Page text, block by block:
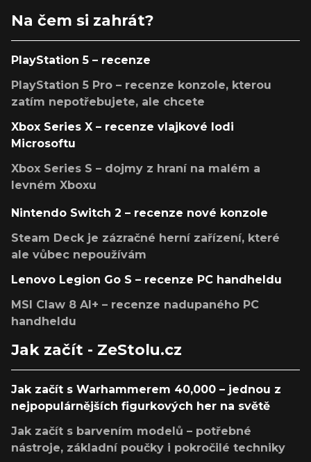
Na čem si zahrát?
PlayStation 5 – recenze
PlayStation 5 Pro – recenze konzole, kterou
zatím nepotřebujete, ale chcete
Xbox Series X – recenze vlajkové lodi
Microsoftu
Xbox Series S – dojmy z hraní na malém a
levném Xboxu
Nintendo Switch 2 – recenze nové konzole
Steam Deck je zázračné herní zařízení, které
ale vůbec nepoužívám
Lenovo Legion Go S – recenze PC handheldu
MSI Claw 8 AI+ – recenze nadupaného PC
handheldu
Jak začít - ZeStolu.cz
Jak začít s Warhammerem 40,000 – jednou z
nejpopulárnějších figurkových her na světě
Jak začít s barvením modelů – potřebné
nástroje, základní poučky i pokročilé techniky